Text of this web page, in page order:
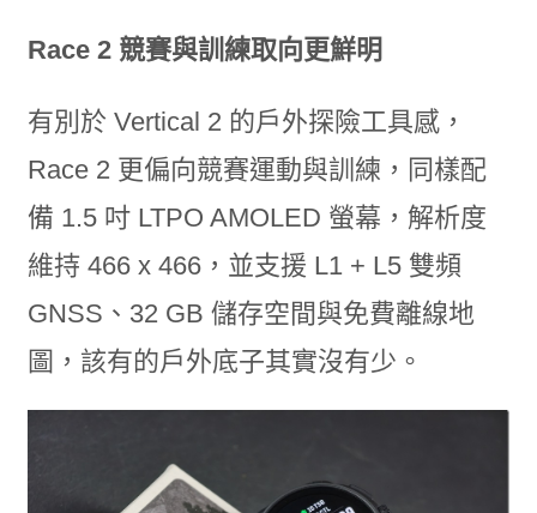
Race 2 競賽與訓練取向更鮮明
有別於 Vertical 2 的戶外探險工具感，
Race 2 更偏向競賽運動與訓練，同樣配
備 1.5 吋 LTPO AMOLED 螢幕，解析度
維持 466 x 466，並支援 L1 + L5 雙頻
GNSS、32 GB 儲存空間與免費離線地
圖，該有的戶外底子其實沒有少。